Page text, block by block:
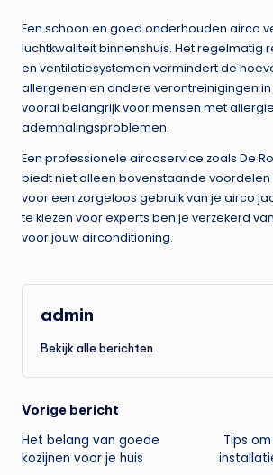
Een schoon en goed onderhouden airco
luchtkwaliteit binnenshuis. Het regelmatig
en ventilatiesystemen vermindert de
allergenen en andere verontreinigingen in
vooral belangrijk voor mensen met
ademhalingsproblemen.
Een professionele aircoservice zoals De
biedt niet alleen bovenstaande voordelen
voor een zorgeloos gebruik van je airco
te kiezen voor experts ben je verzekerd
voor jouw airconditioning.
admin
Bekijk alle berichten
Bericht
navigatie
Vorige bericht
Het belang van goede
kozijnen voor je huis
Tips